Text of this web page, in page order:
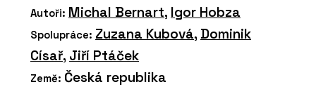
Autoři: Michal Bernart, Igor Hobza
Spolupráce: Zuzana Kubová, Dominik
Císař, Jiří Ptáček
Země: Česká republika